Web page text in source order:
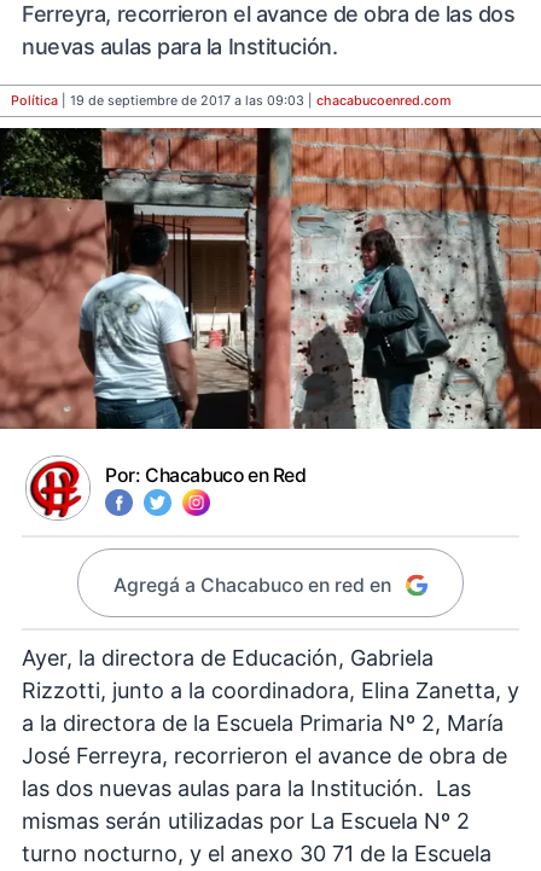
Ferreyra, recorrieron el avance de obra de las dos
nuevas aulas para la Institución.
Política | 19 de septiembre de 2017 a las 09:03 | chacabucoenred.com
Por: Chacabuco en Red
Agregá a Chacabuco en red en
Ayer, la directora de Educación, Gabriela
Rizzotti, junto a la coordinadora, Elina Zanetta, y
a la directora de la Escuela Primaria Nº 2, María
José Ferreyra, recorrieron el avance de obra de
las dos nuevas aulas para la Institución. Las
mismas serán utilizadas por La Escuela Nº 2
turno nocturno, y el anexo 30 71 de la Escuela